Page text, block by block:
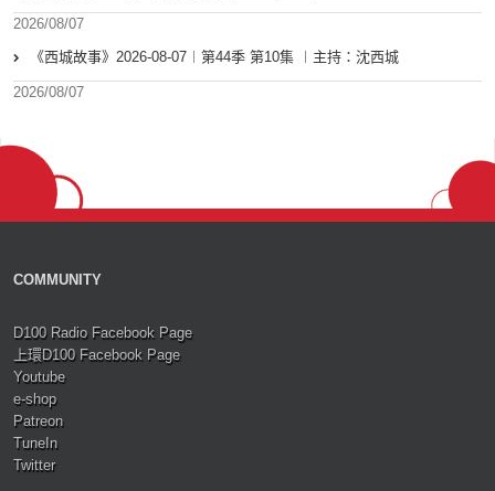
2026/08/07
《西城故事》2026-08-07︱第44季 第10集 ︱主持：沈西城
2026/08/07
COMMUNITY
D100 Radio Facebook Page
上環D100 Facebook Page
Youtube
e-shop
Patreon
TuneIn
Twitter